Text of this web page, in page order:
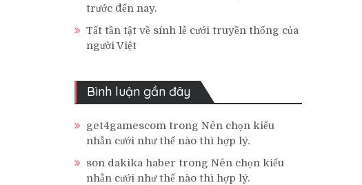
trước đến nay.
Tất tần tật về sính lễ cưới truyền thống của
người Việt
Bình luận gần đây
get4gamescom trong Nên chọn kiểu
nhẫn cưới như thế nào thì hợp lý.
son dakika haber trong Nên chọn kiểu
nhẫn cưới như thế nào thì hợp lý.